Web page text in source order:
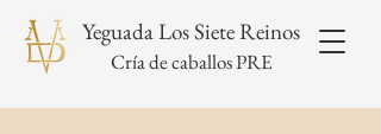
Yeguada Los Siete Reinos
Cría de caballos PRE